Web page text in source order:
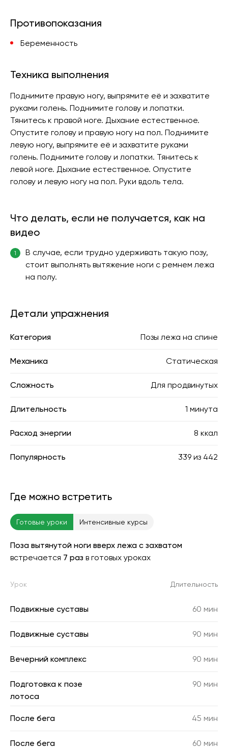
Противопоказания
Беременность
Техника выполнения
Поднимите правую ногу, выпрямите её и захватите
руками голень. Поднимите голову и лопатки.
Тянитесь к правой ноге. Дыхание естественное.
Опустите голову и правую ногу на пол. Поднимите
левую ногу, выпрямите её и захватите руками
голень. Поднимите голову и лопатки. Тянитесь к
левой ноге. Дыхание естественное. Опустите
голову и левую ногу на пол. Руки вдоль тела.
Что делать, если не получается, как на
видео
1
В случае, если трудно удерживать такую позу,
стоит выполнять вытяжение ноги с ремнем лежа
на полу.
Детали упражнения
Категория Позы лежа на спине
Механика Статическая
Сложность Для продвинутых
Длительность 1 минута
Расход энергии 8 ккал
Популярность 339 из 442
Где можно встретить
Готовые уроки Интенсивные курсы
Поза вытянутой ноги вверх лежа с захватом
встречается 7 раз в готовых уроках
Урок Длительность
Подвижные суставы 60 мин
Подвижные суставы 90 мин
Вечерний комплекс 90 мин
Подготовка к позе
лотоса
90 мин
После бега 45 мин
После бега 60 мин